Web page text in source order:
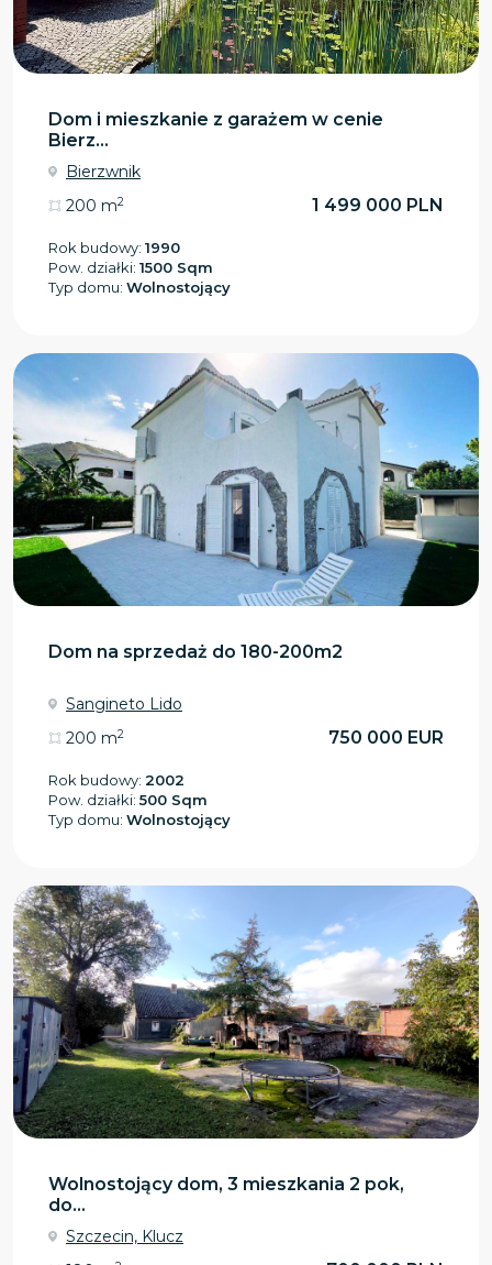
Dom i mieszkanie z garażem w cenie
Bierz...
Bierzwnik
200 m2 1 499 000 PLN
Rok budowy: 1990
Pow. działki: 1500 Sqm
Typ domu: Wolnostojący
Dom na sprzedaż do 180-200m2
Sangineto Lido
200 m2 750 000 EUR
Rok budowy: 2002
Pow. działki:500 Sqm
Typ domu: Wolnostojący
Wolnostojący dom, 3 mieszkania 2 pok,
do...
Szczecin, Klucz